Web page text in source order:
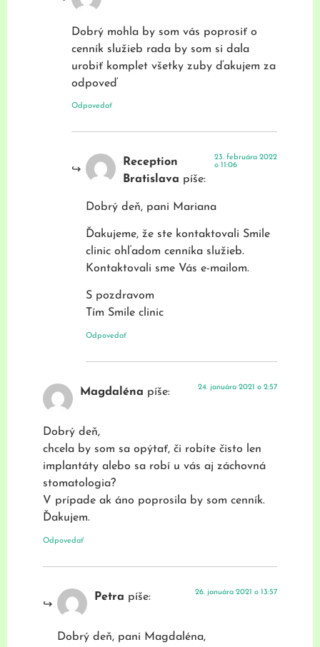
Dobrý mohla by som vás poprosiť o
cenník služieb rada by som si dala
urobiť komplet všetky zuby ďakujem za
odpoveď
Odpovedať
Reception
Bratislava píše:
23. februára 2022
o 11:06
Dobrý deň, pani Mariana
Ďakujeme, že ste kontaktovali Smile
clinic ohľadom cenníka služieb.
Kontaktovali sme Vás e-mailom.
S pozdravom
Tím Smile clinic
Odpovedať
Magdaléna píše: 24. januára 2021 o 2:57
Dobrý deň,
chcela by som sa opýtať, či robíte čisto len
implantáty alebo sa robí u vás aj záchovná
stomatologia?
V prípade ak áno poprosila by som cenník.
Ďakujem.
Odpovedať
Petra píše: 26. januára 2021 o 13:57
Dobrý deň, pani Magdaléna,